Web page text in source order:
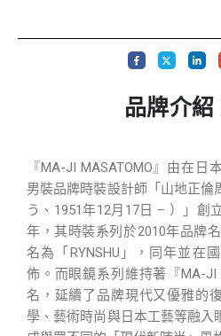
品牌介紹
『MA-JI MASATOMO』由在日
男裝品牌時裝設計師「山地正倫
う、1951年12月17日 – ）」創
年，其時裝系列於2010年品牌
名為「RYNSHU」，同年並在
佈。而眼鏡系列維持著『MA-JI
名，延續了品牌現代又優雅的
學、藝術時尚與日本工藝等融入